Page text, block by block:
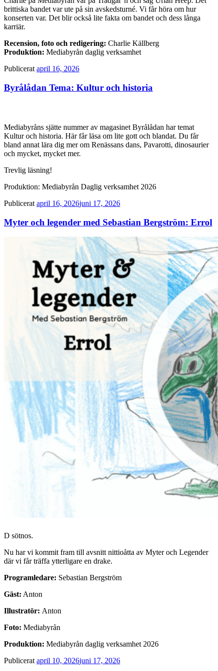
brittiska bandet var ute på sin avskedsturné. Vi får höra om hur
konserten var. Det blir också lite fakta om bandet och dess långa
karriär.
Recension, foto och redigering: Charlie Källberg
Produktion: Mediabyrån daglig verksamhet
Publicerat april 16, 2026
Byrålådan Tema: Kultur och historia
Mediabyråns sjätte nummer av magasinet Byrålådan har temat
Kultur och historia. Här får läsa om lite gott och blandat. Du får
bland annat lära dig mer om Renässans dans, Pavarotti, dinosaurier
och mycket, mycket mer.
Trevlig läsning!
Produktion: Mediabyrån Daglig verksamhet 2026
Publicerat april 16, 2026juni 17, 2026
Myter och legender med Sebastian Bergström: Errol
D sötnos.
Nu har vi kommit fram till avsnitt nittioåtta av Myter och Legender
där vi får träffa ytterligare en drake.
Programledare: Sebastian Bergström
Gäst: Anton
Illustratör: Anton
Foto: Mediabyrån
Produktion: Mediabyrån daglig verksamhet 2026
Publicerat april 10, 2026juni 17, 2026